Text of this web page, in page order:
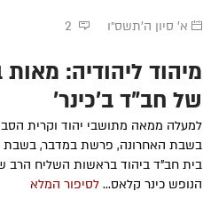
א' סיון ה׳תשס״ו 2
מיהוד ליהודיה:
של חב"ד ב'כינר'
למעלה ממאה מתושבי יהוד וקרית
בשבת האחרונה, פרשת במדבר, בשבת
בית חב"ד ביהוד בראשות השליח הרב
הנופש כינר קלאס... לסיפור המלא